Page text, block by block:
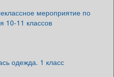
мероприятие по
10-11 классов
одежда. 1 класс